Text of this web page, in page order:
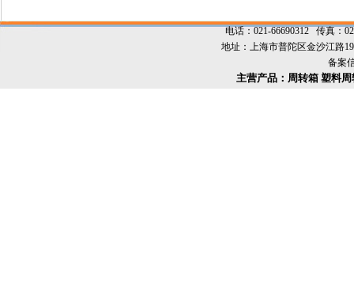
电话：021-66690312 传真：
地址：上海市普陀区金沙江路
备案
主营产品： 周转箱 塑料周